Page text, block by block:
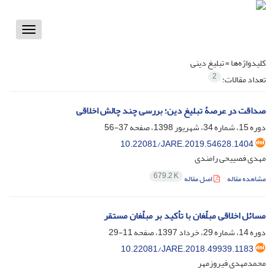
Toggle
کلیدواژه‌ها =تبلیغ دینی
تعداد مقالات: 2
صداقت در عرصۀ تبلیغ دین؛ بررسی چند چالش اخلاقی
دوره 15، شماره 34، شهریور 1398، صفحه
37-56
10.22081/JARE.2019.54628.1404
مهدی فصییحی رامندی
مشاهده مقاله اصل مقاله 679.2 K
مسائل اخلاقی مبلّغان با تأکید بر مبلّغان مستقر
دوره 14، شماره 29، خرداد 1397، صفحه
11-29
10.22081/JARE.2018.49939.1183
محمدمهدی فیروزمهر